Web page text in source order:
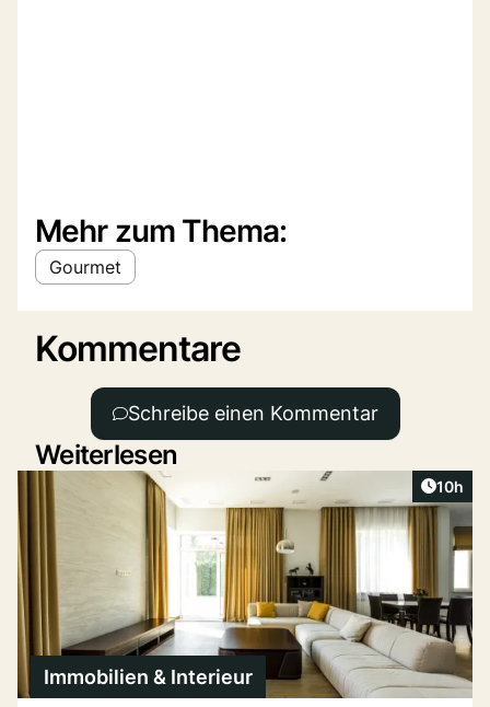
Mehr zum Thema:
Gourmet
Kommentare
Schreibe einen Kommentar
Weiterlesen
Artikel
10h
Immobilien & Interieur